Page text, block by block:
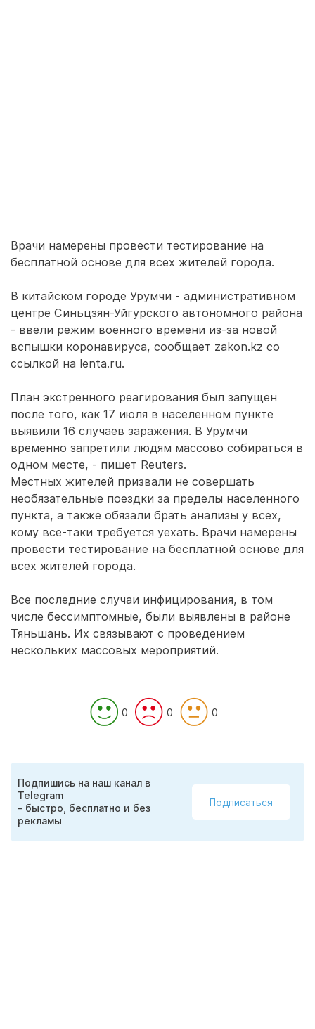
Врачи намерены провести тестирование на
бесплатной основе для всех жителей города.
В китайском городе Урумчи - административном
центре Синьцзян-Уйгурского автономного района
- ввели режим военного времени из-за новой
вспышки коронавируса, сообщает zakon.kz со
ссылкой на lenta.ru.
План экстренного реагирования был запущен
после того, как 17 июля в населенном пункте
выявили 16 случаев заражения. В Урумчи
временно запретили людям массово собираться в
одном месте, - пишет Reuters.
Местных жителей призвали не совершать
необязательные поездки за пределы населенного
пункта, а также обязали брать анализы у всех,
кому все-таки требуется уехать. Врачи намерены
провести тестирование на бесплатной основе для
всех жителей города.
Все последние случаи инфицирования, в том
числе бессимптомные, были выявлены в районе
Тяньшань. Их связывают с проведением
нескольких массовых мероприятий.
0 0 0
Подпишись на наш канал в
Telegram
– быстро, бесплатно и без
рекламы
Подписаться